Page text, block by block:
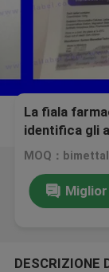
La fiala
identifica gli
contenitori di
MOQ：
DESCRIZIONE